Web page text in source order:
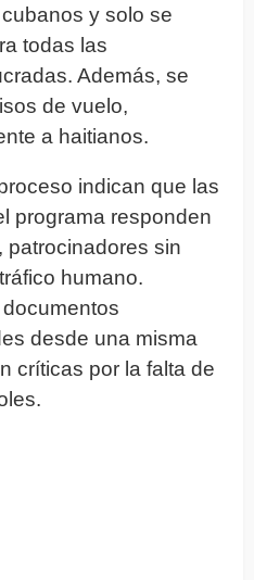
y solo se
todas las
Además, se
de vuelo,
a haitianos.
indican que las
programa responden
patrocinadores sin
humano.
desde una misma
críticas por la falta de